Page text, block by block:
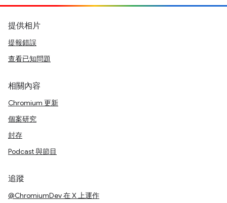
提供相片
提報錯誤
查看已知問題
相關內容
Chromium 更新
個案研究
封存
Podcast 與節目
追蹤
@ChromiumDev 在 X 上運作